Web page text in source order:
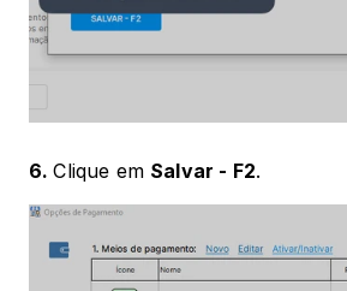
6. Clique em Salvar - F2.